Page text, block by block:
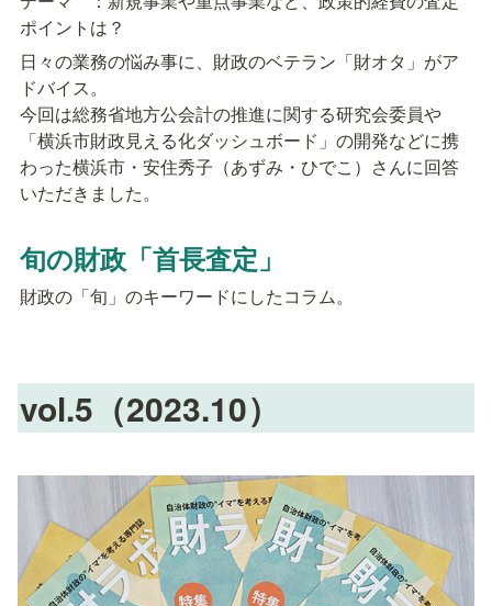
ポイントは？
日々の業務の悩み事に、財政のベテラン「財オタ」がア
ドバイス。
今回は総務省地方公会計の推進に関する研究会委員や
「横浜市財政見える化ダッシュボード」の開発などに携
わった横浜市・安住秀子（あずみ・ひでこ）さんに回答
いただきました。
旬の財政「首長査定」
財政の「旬」のキーワードにしたコラム。
vol.5（2023.10）